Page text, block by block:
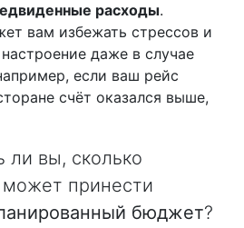
расходы.
вам избежать стрессов и
даже в случае
если ваш рейс
счёт оказался выше,
ли вы, сколько
может принести
бюджет?